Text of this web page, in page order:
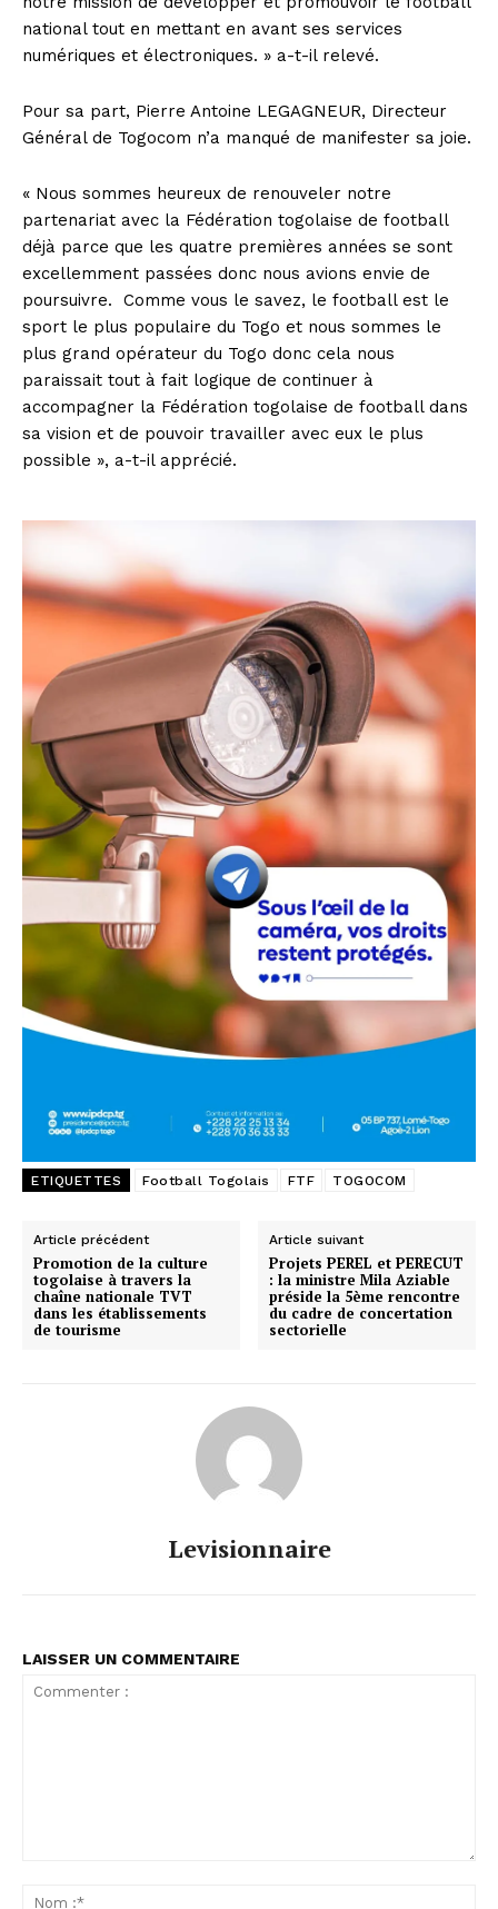
national tout en mettant en avant ses services
numériques et électroniques. » a-t-il relevé.
Pour sa part, Pierre Antoine LEGAGNEUR, Directeur
Général de Togocom n’a manqué de manifester sa joie.
« Nous sommes heureux de renouveler notre
partenariat avec la Fédération togolaise de football
déjà parce que les quatre premières années se sont
excellemment passées donc nous avions envie de
poursuivre. Comme vous le savez, le football est le
sport le plus populaire du Togo et nous sommes le
plus grand opérateur du Togo donc cela nous
paraissait tout à fait logique de continuer à
accompagner la Fédération togolaise de football dans
sa vision et de pouvoir travailler avec eux le plus
possible », a-t-il apprécié.
ETIQUETTES Football Togolais FTF TOGOCOM
Article précédent
Promotion de la culture
togolaise à travers la
chaîne nationale TVT
dans les établissements
de tourisme
Article suivant
Projets PEREL et PERECUT
: la ministre Mila Aziable
préside la 5ème rencontre
du cadre de concertation
sectorielle
Levisionnaire
LAISSER UN COMMENTAIRE